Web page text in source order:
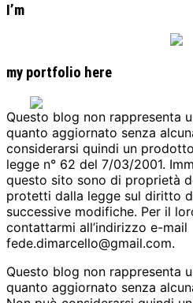
I’m
my portfolio here
Questo blog non rappresenta
quanto aggiornato senza
considerarsi quindi un
legge n° 62 del 7/03/2001.
questo sito sono di proprietà
protetti dalla legge sul diritto
successive modifiche. Per il
contattarmi all’indirizzo e-mail
fede.dimarcello@gmail.com.
Questo blog non rappresenta
quanto aggiornato senza